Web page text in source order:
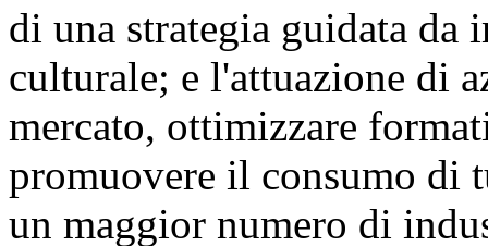
di una strategia guidata
culturale; e l'attuazione di
mercato, ottimizzare
promuovere il consumo di
un maggior numero di